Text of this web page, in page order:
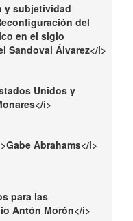
y subjetividad
del
en el siglo
Sandoval Álvarez</i>
Unidos y
i>
Abrahams</i>
para las
Antón Morón</i>